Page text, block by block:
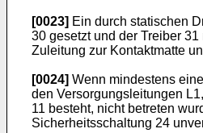
[0023] Ein durch statischen
30 gesetzt und der Treiber
Zuleitung zur Kontaktmatte
[0024] Wenn mindestens
den Versorgungsleitungen
11 besteht, nicht betreten
Sicherheitsschaltung 24